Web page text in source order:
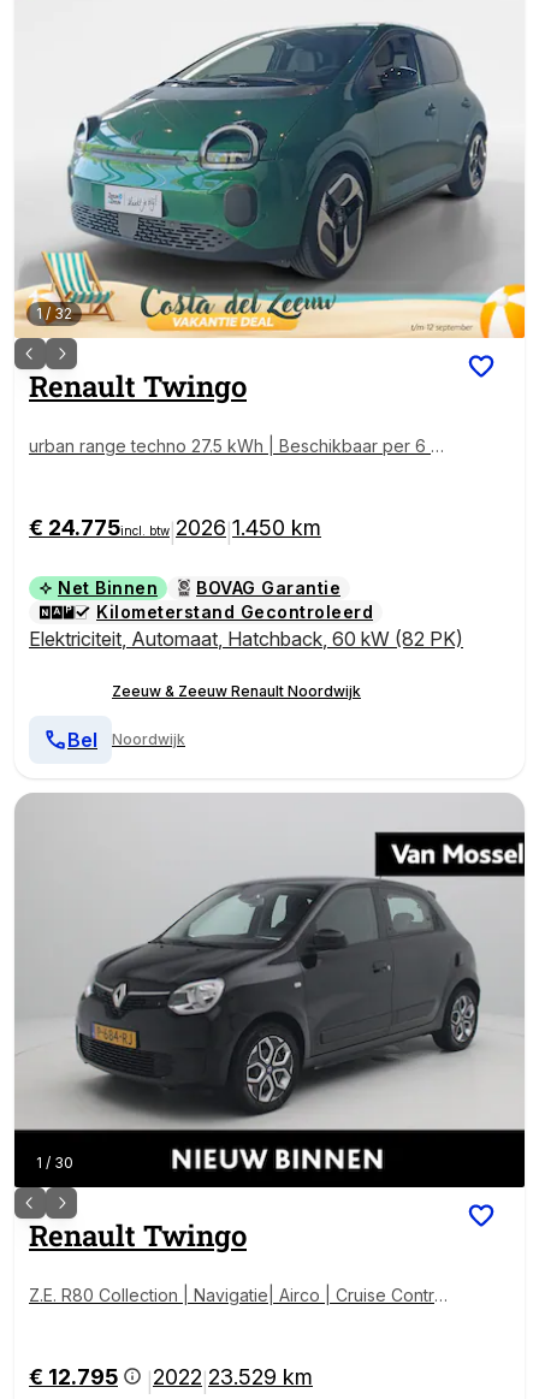
1/ 32
Renault Twingo
urban range techno 27.5 kWh | Beschikbaar per 6 de
€ 24.775incl. btw 2026 1.450 km
Net Binnen
BOVAG Garantie
Kilometerstand Gecontroleerd
Elektriciteit, Automaat, Hatchback, 60 kW (82 PK)
Zeeuw & Zeeuw Renault Noordwijk
Noordwijk
Bel
1 / 30
Renault Twingo
Z.E. R80 Collection | Navigatie| Airco | Cruise Control
€ 12.795 2022 23.529 km